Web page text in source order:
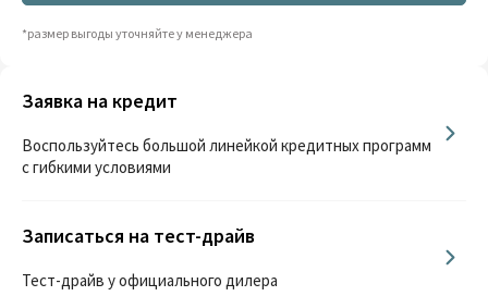
*размер выгоды уточняйте у менеджера
Заявка на кредит
Воспользуйтесь большой линейкой кредитных программ
с гибкими условиями
Записаться на тест-драйв
Тест-драйв у официального дилера